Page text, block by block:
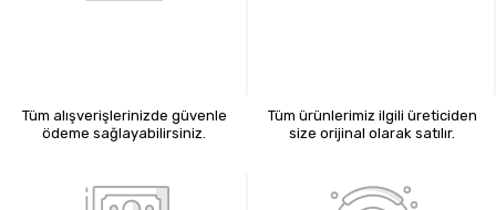
Tüm alışverişlerinizde güvenle
ödeme sağlayabilirsiniz.
Tüm ürünlerimiz ilgili üreticiden
size orijinal olarak satılır.